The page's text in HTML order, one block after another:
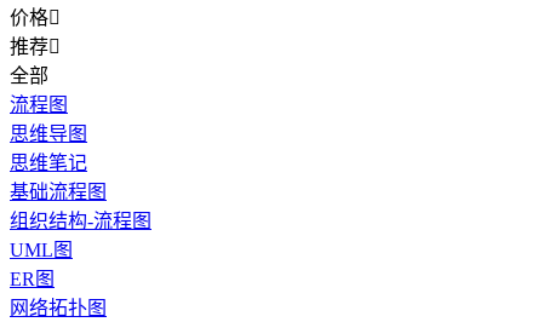
价格
推荐
全部
流程图
思维导图
思维笔记
基础流程图
组织结构-流程图
UML图
ER图
网络拓扑图